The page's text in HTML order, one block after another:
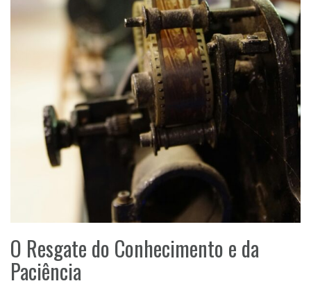
O Resgate do Conhecimento e da
Paciência